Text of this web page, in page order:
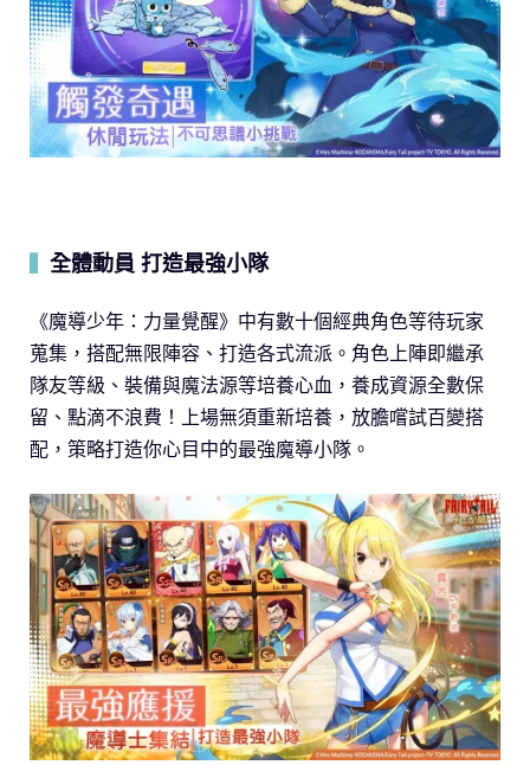
全體動員 打造最強小隊
《魔導少年：力量覺醒》中有數十個經典角色等待玩家
蒐集，搭配無限陣容、打造各式流派。角色上陣即繼承
隊友等級、裝備與魔法源等培養心血，養成資源全數保
留、點滴不浪費！上場無須重新培養，放膽嚐試百變搭
配，策略打造你心目中的最強魔導小隊。